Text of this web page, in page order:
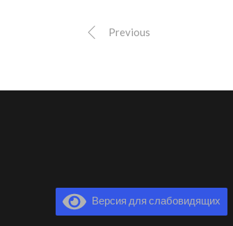
Previous
Версия для слабовидящих